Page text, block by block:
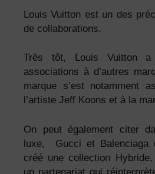
Louis Vuitton est un des
de collaborations.
Très tôt, Louis Vuitton a
associations à d’autres
marque s’est notamment
l’artiste Jeff Koons et à la
On peut également citer
luxe, Gucci et Balenciaga
créé une collection